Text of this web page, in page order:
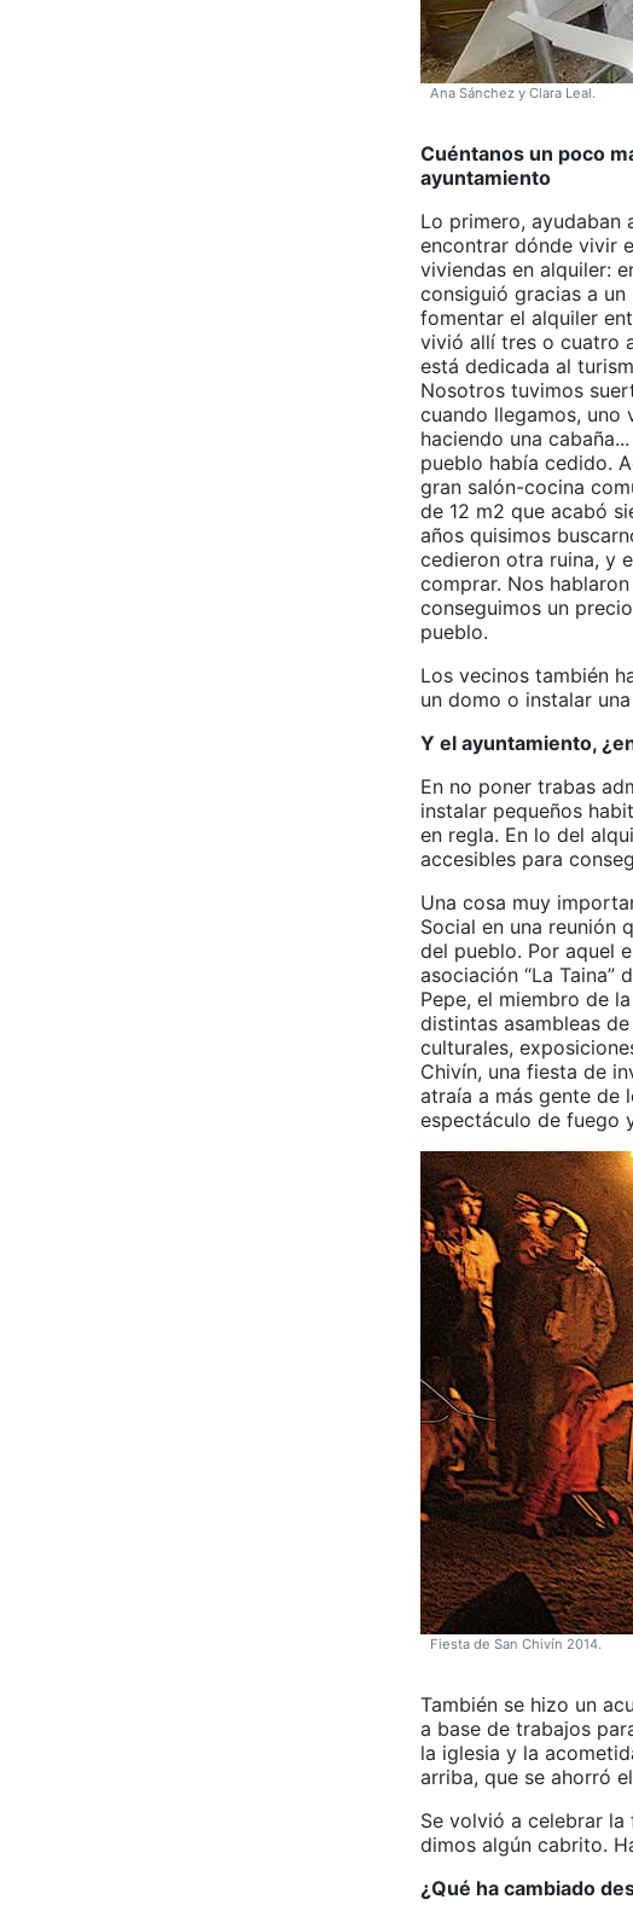
Ana Sánchez y Clara Leal.
Cuéntanos un poco
ayuntamiento
Lo primero, ayudaban
encontrar dónde vivir
viviendas en alquiler:
consiguió gracias a
fomentar el alquiler
vivió allí tres o cuatro
está dedicada al
Nosotros tuvimos
cuando llegamos, uno
haciendo una
pueblo había cedido.
gran salón-cocina
de 12 m2 que acabó
años quisimos
cedieron otra ruina, y
comprar. Nos
conseguimos un
pueblo.
Los vecinos también
un domo o instalar
Y el ayuntamiento,
En no poner trabas
instalar pequeños
en regla. En lo del
accesibles para
Una cosa muy
Social en una reunión
del pueblo. Por aquel
asociación “La Taina”
Pepe, el miembro de
distintas asambleas
culturales,
Chivín, una fiesta de
atraía a más gente de
espectáculo de fuego
Fiesta de San Chivín 2014.
También se hizo un
a base de trabajos
la iglesia y la
arriba, que se ahorró
Se volvió a celebrar
dimos algún cabrito.
¿Qué ha cambiado